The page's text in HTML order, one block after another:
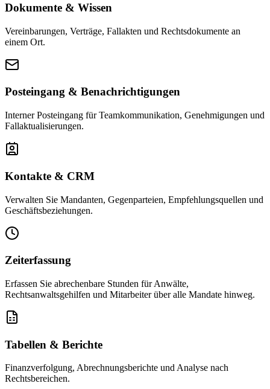
Dokumente & Wissen
Vereinbarungen, Verträge, Fallakten und Rechtsdokumente an
einem Ort.
Posteingang & Benachrichtigungen
Interner Posteingang für Teamkommunikation, Genehmigungen und
Fallaktualisierungen.
Kontakte & CRM
Verwalten Sie Mandanten, Gegenparteien, Empfehlungsquellen und
Geschäftsbeziehungen.
Zeiterfassung
Erfassen Sie abrechenbare Stunden für Anwälte,
Rechtsanwaltsgehilfen und Mitarbeiter über alle Mandate hinweg.
Tabellen & Berichte
Finanzverfolgung, Abrechnungsberichte und Analyse nach
Rechtsbereichen.